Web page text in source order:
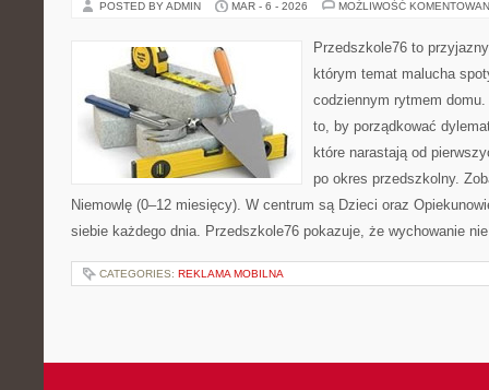
POSTED BY ADMIN MAR - 6 - 2026 MOŻLIWOŚĆ
Przedszkole76 to
którym temat malucha
codziennym rytmem
to, by porządkować
które narastają od
po okres przedszkolny.
Niemowlę (0–12 miesięcy). W centrum są Dzieci oraz
siebie każdego dnia. Przedszkole76 pokazuje, że wychowanie
CATEGORIES: REKLAMA MOBILNA